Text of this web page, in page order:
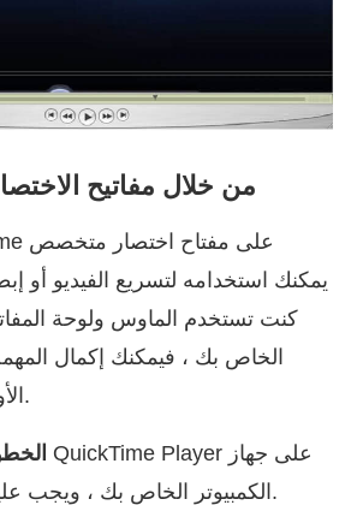
2. من خلال مفاتيح
يمكنك استخدامه لتسريع الفيديو أو
كنت تستخدم الماوس ولوحة
الخاص بك ، فيمكنك إكمال
الأوقات على الإطلاق.
الكمبيوتر الخاص بك ، ويجب عليك فتح الفيديو فيه.